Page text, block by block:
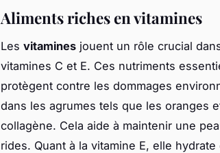
Aliments riches en vitamines
Les vitamines jouent un rôle crucial
vitamines C et E. Ces nutriments
protègent contre les dommages
dans les agrumes tels que les oranges
collagène. Cela aide à maintenir une
rides. Quant à la vitamine E, elle